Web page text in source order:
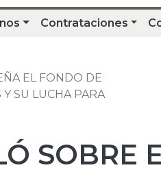
Contrataciones
EL FONDO DE
SU LUCHA PARA
SOBRE